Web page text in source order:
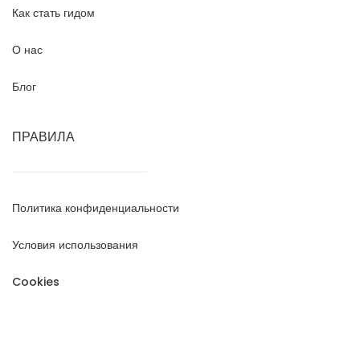
Как стать гидом
О нас
Блог
ПРАВИЛА
Политика конфиденциальности
Условия использования
Cookies